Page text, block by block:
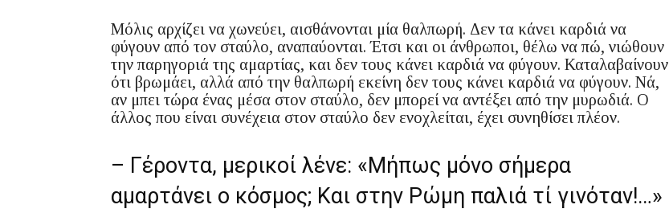
Μόλις αρχίζει να χωνεύει, αισθάνονται μία θαλπωρή. Δεν τα κάνει καρδιά να
φύγουν από τον σταύλο, αναπαύονται. Έτσι και οι άνθρωποι, θέλω να πώ, νιώθουν
την παρηγοριά της αμαρτίας, και δεν τους κάνει καρδιά να φύγουν. Καταλαβαίνουν
ότι βρωμάει, αλλά από την θαλπωρή εκείνη δεν τους κάνει καρδιά να φύγουν. Νά,
αν μπει τώρα ένας μέσα στον σταύλο, δεν μπορεί να αντέξει από την μυρωδιά. Ο
άλλος που είναι συνέχεια στον σταύλο δεν ενοχλείται, έχει συνηθίσει πλέον.
– Γέροντα, μερικοί λένε: «Μήπως μόνο σήμερα
αμαρτάνει ο κόσμος; Και στην Ρώμη παλιά τί γινόταν!…»